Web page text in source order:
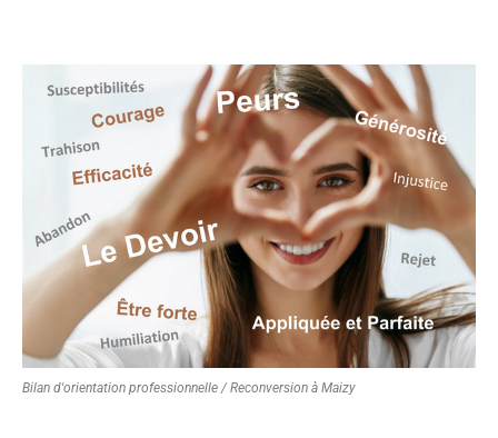
Bilan d'orientation professionnelle / Reconversion à Maizy